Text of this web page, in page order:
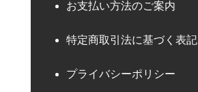
お支払い方法のご案内
特定商取引法に基づく表記
プライバシーポリシー